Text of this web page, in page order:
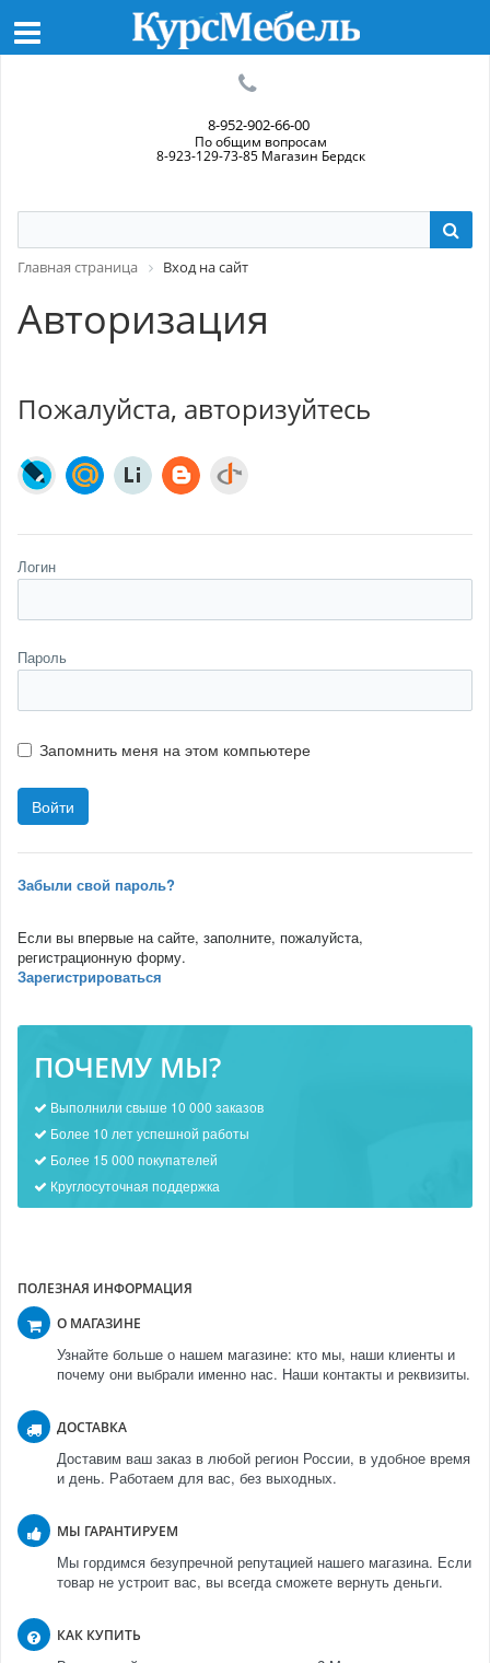
8-952-902-66-00
По общим вопросам
8-923-129-73-85 Магазин Бердск
Главная страница Вход на сайт
Авторизация
Пожалуйста, авторизуйтесь
Логин
Пароль
Запомнить меня на этом компьютере
Забыли свой пароль?
Если вы впервые на сайте, заполните, пожалуйста,
регистрационную форму.
Зарегистрироваться
ПОЧЕМУ МЫ?
Выполнили свыше 10 000 заказов
Более 10 лет успешной работы
Более 15 000 покупателей
Круглосуточная поддержка
ПОЛЕЗНАЯ ИНФОРМАЦИЯ
О МАГАЗИНЕ
Узнайте больше о нашем магазине: кто мы, наши клиенты и
почему они выбрали именно нас. Наши контакты и реквизиты.
ДОСТАВКА
Доставим ваш заказ в любой регион России, в удобное время
и день. Работаем для вас, без выходных.
МЫ ГАРАНТИРУЕМ
Мы гордимся безупречной репутацией нашего магазина. Если
товар не устроит вас, вы всегда сможете вернуть деньги.
КАК КУПИТЬ